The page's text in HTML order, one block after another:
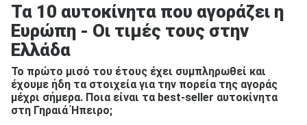
Τα 10 αυτοκίνητα που αγοράζει η
Ευρώπη - Οι τιμές τους στην
Ελλάδα
Το πρώτο μισό του έτους έχει συμπληρωθεί και
έχουμε ήδη τα στοιχεία για την πορεία της αγοράς
μέχρι σήμερα. Ποια είναι τα best-seller αυτοκίνητα
στη Γηραιά Ήπειρο;